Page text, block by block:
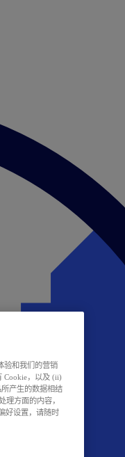
验和我们的营销
Cookie，以及 (ii)
产生的数据相结
理方面的内容，
好设置，请随时